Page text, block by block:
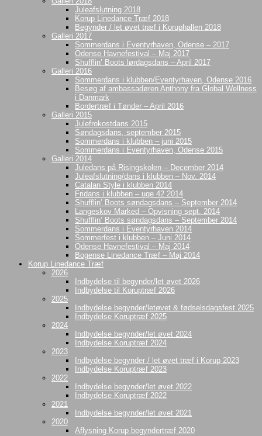
Juleafslutning 2018
Korup Linedance Træf 2018
Begynder / let øvet træf i Koruphallen 2018
Galleri 2017
Sommerdans i Eventyrhaven, Odense – 2017
Odense Havnefestival – Maj 2017
Shufflin’ Boots lørdagsdans – April 2017
Galleri 2016
Sommerdans i klubben/Eventyrhaven, Odense 2016
Besøg af ambassadøren Anthony fra Global Wellness
i Danmark
Bordertræf i Tønder – April 2016
Galleri 2015
Julefrokostdans 2015
Søndagsdans, september 2015
Sommerdans i klubben – juni 2015
Sommerdans i Eventyrhaven, Odense 2015
Galleri 2014
Juledans på Risingskolen – December 2014
Juleafslutning/dans i klubben – Nov. 2014
Catalan Style i klubben 2014
Fridans i klubben – uge 42 2014
Shufflin’ Boots søndagsdans – September 2014
Langeskov Marked – Opvisning sept. 2014
Shufflin’ Boots søndagsdans – September 2014
Sommerdans i Eventyrhaven 2014
Sommerfest i klubben – Juni 2014
Odense Havnefestival – Maj 2014
Bogense Linedance Træf – Maj 2014
Korup Linedance Træf
2026
Indbydelse til begynder/let øvet 2026
Indbydelse til Koruptræf 2026
2025
Indbydelse begynder/letøvet & fødselsdagsfest 2025
Indbydelse Koruptræf 2025
2024
Indbydelse begynder/let øvet 2024
Indbydelse Koruptræf 2024
2023
Indbydelse begynder / let øvet træf i Korup 2023
Indbydelse Koruptræf 2023
2022
Indbydelse begynder/let øvet 2022
Indbydelse Koruptræf 2022
2021
Indbydelse begynder/let øvet 2021
2020
Aflysning Korup begyndertræf 2020